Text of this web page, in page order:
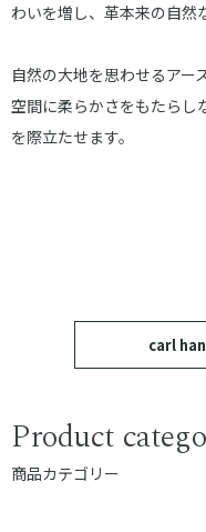
わいを増し、革本来の自然
自然の大地を思わせるアー
空間に柔らかさをもたらし
を際立たせます。
carl
Product
商品カテゴリー